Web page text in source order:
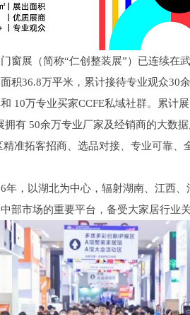
窗展（简称“仁创整装展”）已连续在
积36.8万平米，累计接待专业观众30
10万专业买家CCFE私域社群。累计
有 50余万专业厂家及经销商的大数据
精准拓客招商、选品对接、专业可靠
年，以湖北为中心，辐射湖南、江西
部市场的重要平台，备受大家居行业关